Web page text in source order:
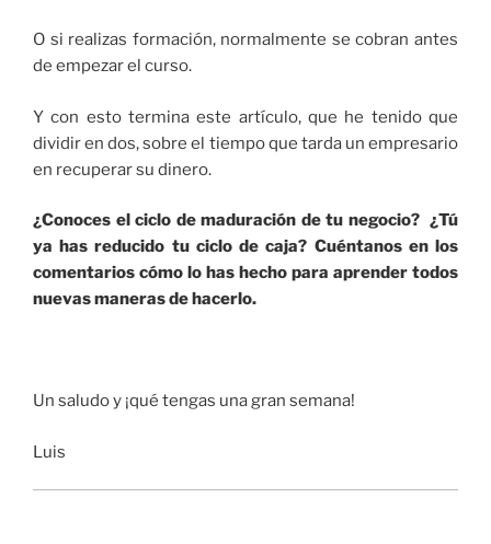
O si realizas formación, normalmente se cobran antes
de empezar el curso.
Y con esto termina este artículo, que he tenido que
dividir en dos, sobre el tiempo que tarda un empresario
en recuperar su dinero.
¿Conoces el ciclo de maduración de tu negocio? ¿Tú
ya has reducido tu ciclo de caja? Cuéntanos en los
comentarios cómo lo has hecho para aprender todos
nuevas maneras de hacerlo.
Un saludo y ¡qué tengas una gran semana!
Luis